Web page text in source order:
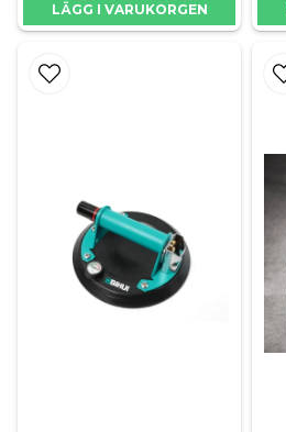
LÄGG I VARUKORGEN